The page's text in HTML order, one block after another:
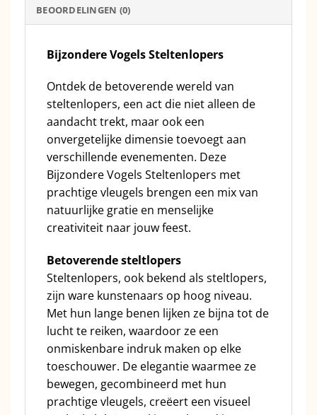
BEOORDELINGEN (0)
Bijzondere Vogels Steltenlopers
Ontdek de betoverende wereld van
steltenlopers, een act die niet alleen de
aandacht trekt, maar ook een
onvergetelijke dimensie toevoegt aan
verschillende evenementen. Deze
Bijzondere Vogels Steltenlopers met
prachtige vleugels brengen een mix van
natuurlijke gratie en menselijke
creativiteit naar jouw feest.
Betoverende steltlopers
Steltenlopers, ook bekend als steltlopers,
zijn ware kunstenaars op hoog niveau.
Met hun lange benen lijken ze bijna tot de
lucht te reiken, waardoor ze een
onmiskenbare indruk maken op elke
toeschouwer. De elegantie waarmee ze
bewegen, gecombineerd met hun
prachtige vleugels, creëert een visueel